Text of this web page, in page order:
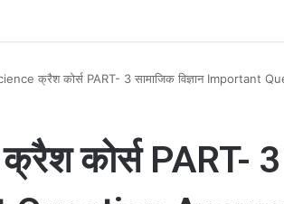
क्रैश कोर्स PART- 3 सामाजिक विज्ञान Important
कोर्स PART- 3